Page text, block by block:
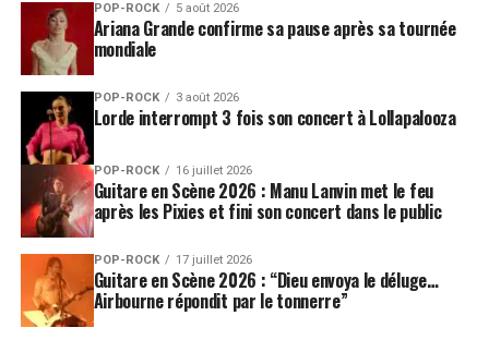
POP-ROCK 5 août 2026
Ariana Grande confirme sa pause après sa tournée
mondiale
POP-ROCK 3 août 2026
Lorde interrompt 3 fois son concert à Lollapalooza
POP-ROCK 16 juillet 2026
Guitare en Scène 2026 : Manu Lanvin met le feu
après les Pixies et fini son concert dans le public
POP-ROCK 17 juillet 2026
Guitare en Scène 2026 : “Dieu envoya le déluge…
Airbourne répondit par le tonnerre”